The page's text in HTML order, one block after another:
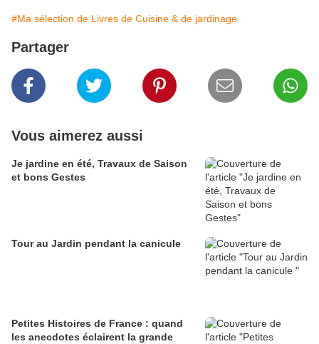
#Ma sélection de Livres de Cuisine & de jardinage
Partager
Vous aimerez aussi
Je jardine en été, Travaux de Saison
et bons Gestes
Tour au Jardin pendant la canicule
Petites Histoires de France : quand
les anecdotes éclairent la grande